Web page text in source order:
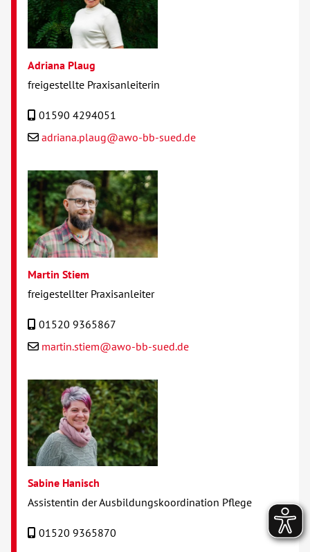
Adriana Plaug
freigestellte Praxisanleiterin
01590 4294051
adriana.plaug@awo-bb-sued.de
Martin Stiem
freigestellter Praxisanleiter
01520 9365867
martin.stiem@awo-bb-sued.de
Sabine Hanisch
Assistentin der Ausbildungskoordination Pflege
01520 9365870